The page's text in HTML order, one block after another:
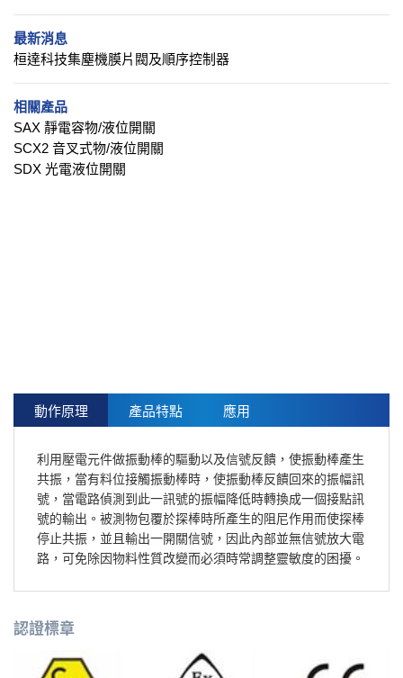
最新消息
桓達科技集塵機膜片閥及順序控制器
相關產品
SAX 靜電容物/液位開關
SCX2 音叉式物/液位開關
SDX 光電液位開關
動作原理 產品特點 應用
利用壓電元件做振動棒的驅動以及信號反饋，使振動棒產生
共振，當有料位接觸振動棒時，使振動棒反饋回來的振幅訊
號，當電路偵測到此一訊號的振幅降低時轉換成一個接點訊
號的輸出。被測物包覆於探棒時所產生的阻尼作用而使探棒
停止共振，並且輸出一開關信號，因此內部並無信號放大電
路，可免除因物料性質改變而必須時常調整靈敏度的困擾。
認證標章